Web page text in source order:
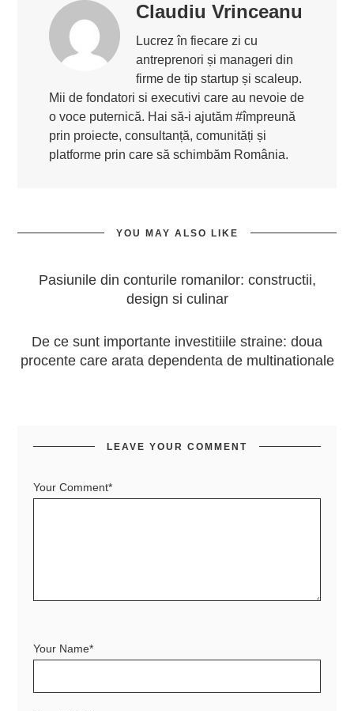
Claudiu Vrinceanu
Lucrez în fiecare zi cu
antreprenori și manageri din
firme de tip startup și scaleup.
Mii de fondatori si executivi care au nevoie de
o voce puternică. Hai să-i ajutăm #împreună
prin proiecte, consultanță, comunități și
platforme prin care să schimbăm România.
YOU MAY ALSO LIKE
Pasiunile din conturile romanilor: constructii,
design si culinar
De ce sunt importante investitiile straine: doua
procente care arata dependenta de multinationale
LEAVE YOUR COMMENT
Your Comment*
Your Name*